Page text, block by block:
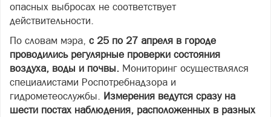
опасных выбросах не соответствует
действительности.
По словам мэра, с 25 по 27 апреля в городе
проводились регулярные проверки состояния
воздуха, воды и почвы. Мониторинг осуществлялся
специалистами Роспотребнадзора и
гидрометеослужбы. Измерения ведутся сразу на
шести постах наблюдения, расположенных в разных